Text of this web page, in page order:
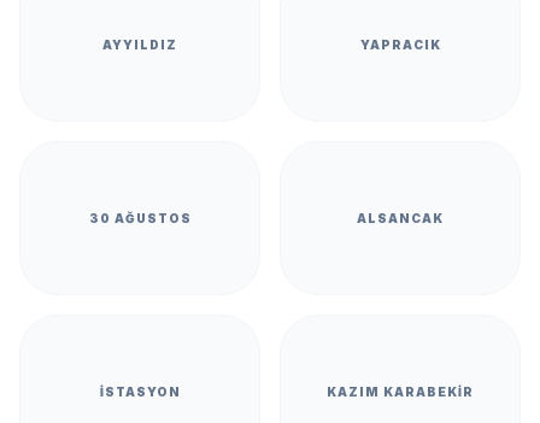
AYYILDIZ YAPRACIK
30 AĞUSTOS ALSANCAK
İSTASYON KAZIM KARABEKIR